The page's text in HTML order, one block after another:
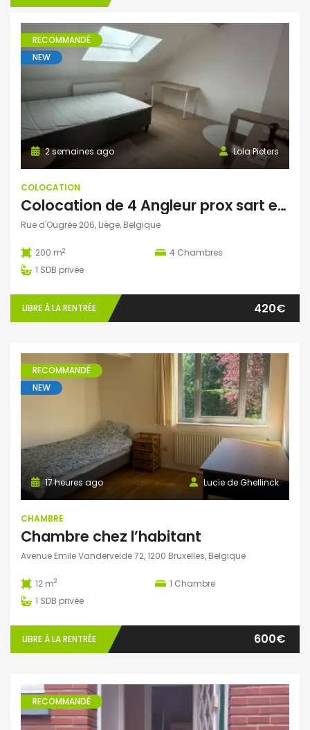
RECOMMANDÉ
NEW
Lola Pieters
2 semaines ago
COLOCATION
Colocation de 4 Angleur prox sart et helmo
Rue d'Ougrée 206, Liège, Belgique
200 m2 4 Chambres
1 SDB privée
LIBRE À LA RENTRÉE 420€
RECOMMANDÉ
NEW
Lucie de Ghellinck
17 heures ago
CHAMBRE
Chambre chez l’habitant
Avenue Emile Vandervelde 72, 1200 Bruxelles, Belgique
12 m2 1 Chambre
1 SDB privée
LIBRE À LA RENTRÉE 600€
RECOMMANDÉ